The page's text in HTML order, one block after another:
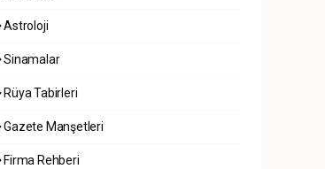
Astroloji
Sinamalar
Rüya Tabirleri
Gazete Manşetleri
Firma Rehberi